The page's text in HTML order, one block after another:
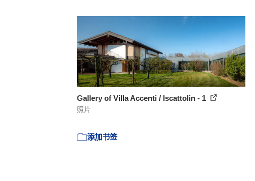
Gallery of Villa Accenti / Iscattolin - 1
照片
添加书签